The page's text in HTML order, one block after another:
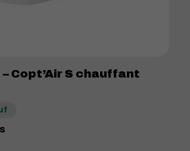
Copt’Air S chauffant